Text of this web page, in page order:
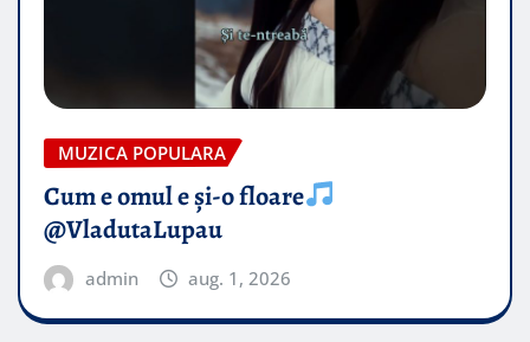
MUZICA POPULARA
Cum e omul e și-o floare
@VladutaLupau
admin aug. 1, 2026